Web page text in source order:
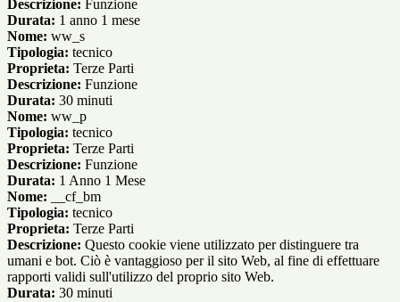
Descrizione: Funzione
Durata: 1 anno 1 mese
Nome: ww_s
Tipologia: tecnico
Proprieta: Terze Parti
Descrizione: Funzione
Durata: 30 minuti
Nome: ww_p
Tipologia: tecnico
Proprieta: Terze Parti
Descrizione: Funzione
Durata: 1 Anno 1 Mese
Nome: __cf_bm
Tipologia: tecnico
Proprieta: Terze Parti
Descrizione: Questo cookie viene utilizzato per distinguere tra
umani e bot. Ciò è vantaggioso per il sito Web, al fine di effettuare
rapporti validi sull'utilizzo del proprio sito Web.
Durata: 30 minuti